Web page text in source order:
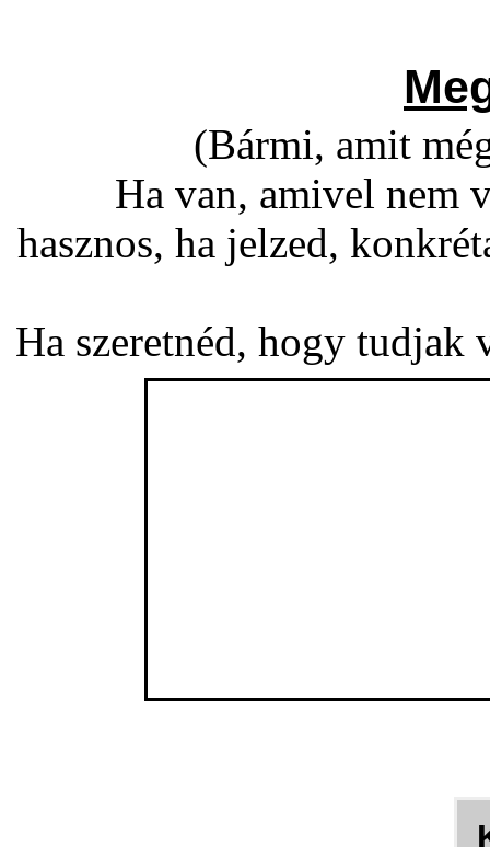
(Bármi, amit
Ha van, amivel nem
hasznos, ha jelzed,
Ha szeretnéd, hogy